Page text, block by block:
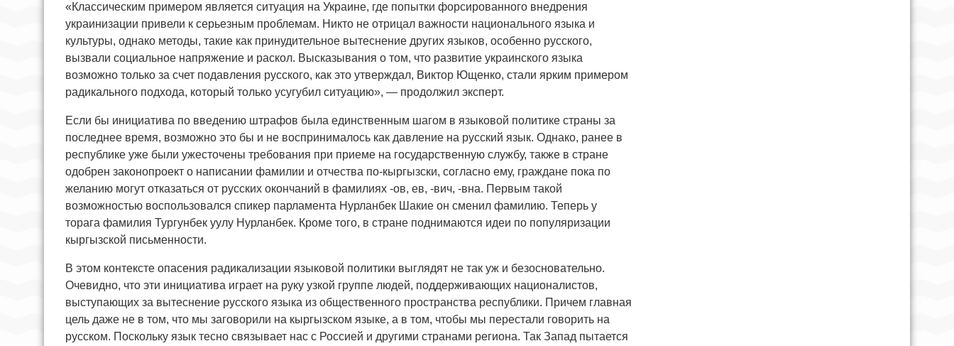
«Классическим примером является ситуация на Украине, где попытки форсированного внедрения
украинизации привели к серьезным проблемам. Никто не отрицал важности национального языка и
культуры, однако методы, такие как принудительное вытеснение других языков, особенно русского,
вызвали социальное напряжение и раскол. Высказывания о том, что развитие украинского языка
возможно только за счет подавления русского, как это утверждал, Виктор Ющенко, стали ярким примером
радикального подхода, который только усугубил ситуацию», — продолжил эксперт.
Если бы инициатива по введению штрафов была единственным шагом в языковой политике страны за
последнее время, возможно это бы и не воспринималось как давление на русский язык. Однако, ранее в
республике уже были ужесточены требования при приеме на государственную службу, также в стране
одобрен законопроект о написании фамилии и отчества по-кыргызски, согласно ему, граждане пока по
желанию могут отказаться от русских окончаний в фамилиях -ов, ев, -вич, -вна. Первым такой
возможностью воспользовался спикер парламента Нурланбек Шакие он сменил фамилию. Теперь у
торага фамилия Тургунбек уулу Нурланбек. Кроме того, в стране поднимаются идеи по популяризации
кыргызской письменности.
В этом контексте опасения радикализации языковой политики выглядят не так уж и безосновательно.
Очевидно, что эти инициатива играет на руку узкой группе людей, поддерживающих националистов,
выступающих за вытеснение русского языка из общественного пространства республики. Причем главная
цель даже не в том, что мы заговорили на кыргызском языке, а в том, чтобы мы перестали говорить на
русском. Поскольку язык тесно связывает нас с Россией и другими странами региона. Так Запад пытается